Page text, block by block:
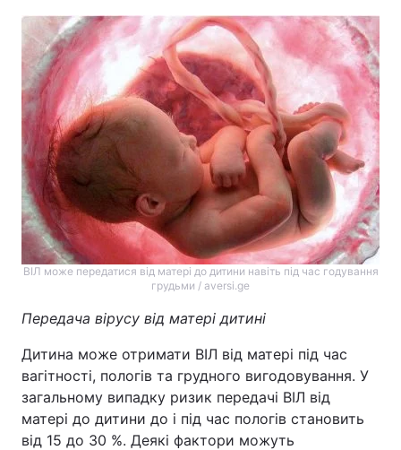
ВІЛ може передатися від матері до дитини навіть під час годування
грудьми / aversi.ge
Передача вірусу від матері дитині
Дитина може отримати ВІЛ від матері під час
вагітності, пологів та грудного вигодовування. У
загальному випадку ризик передачі ВІЛ від
матері до дитини до і під час пологів становить
від 15 до 30 %. Деякі фактори можуть